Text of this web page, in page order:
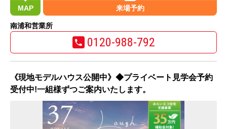
南浦和営業所
0120-988-792
MAP 来場予約
《現地モデルハウス公開中》◆プライベート見学会予約
受付中!一組様ずつご案内いたします。